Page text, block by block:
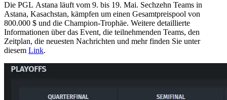
Die PGL Astana läuft vom 9. bis 19. Mai. Sechzehn Teams in
Astana, Kasachstan, kämpfen um einen Gesamtpreispool von
800.000 $ und die Champion-Trophäe. Weitere detaillierte
Informationen über das Event, die teilnehmenden Teams, den
Zeitplan, die neuesten Nachrichten und mehr finden Sie unter
diesem Link.